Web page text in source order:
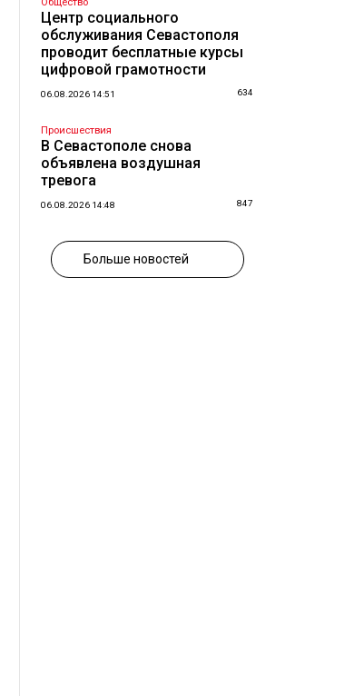
Центр социального
обслуживания Севастополя
проводит бесплатные курсы
цифровой грамотности
06.08.2026 14:51 634
Происшествия
В Севастополе снова
объявлена воздушная
тревога
06.08.2026 14:48 847
Больше новостей